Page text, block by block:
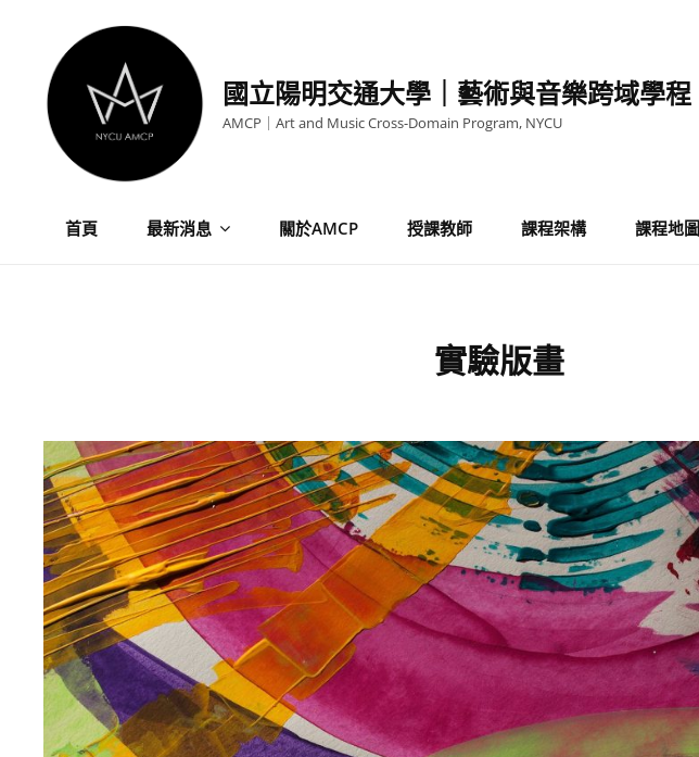
content
國立陽明交通大學｜藝術與音樂跨域學程
AMCP｜Art and Music Cross-Domain Program, NYCU
首頁 最新消息 關於AMCP 授課教師 課程架構 課程地圖
實驗版畫